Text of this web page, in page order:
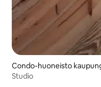
Condo-huoneisto
Studio